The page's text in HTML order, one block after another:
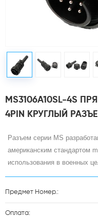
MS3106A10SL-4S
4PIN КРУГЛЫЙ
Разъем серии MS
американским стандартом
использования в военных
Предмет Номер.:
Оплата: